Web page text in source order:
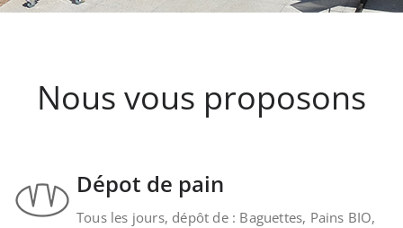
Nous vous proposons
Dépot de pain
Tous les jours, dépôt de : Baguettes, Pains BIO,